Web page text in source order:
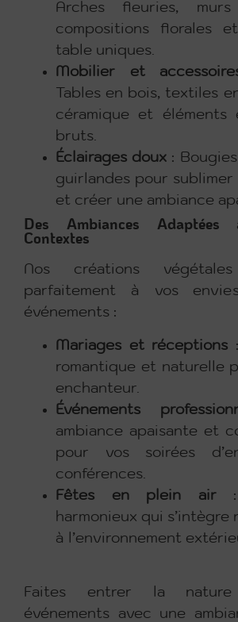
Arches fleuries, murs
compositions florales
table uniques.
Mobilier et
Tables en bois, textiles
céramique et éléments
bruts.
Éclairages doux :
guirlandes pour
et créer une ambiance
Des Ambiances
Contextes
Nos créations végétales
parfaitement à vos
événements :
Mariages et réceptions
romantique et naturelle
enchanteur.
Événements
ambiance apaisante et
pour vos soirées
conférences.
Fêtes en plein air:
harmonieux qui s’intègre
à l’environnement
Faites entrer la
événements avec une